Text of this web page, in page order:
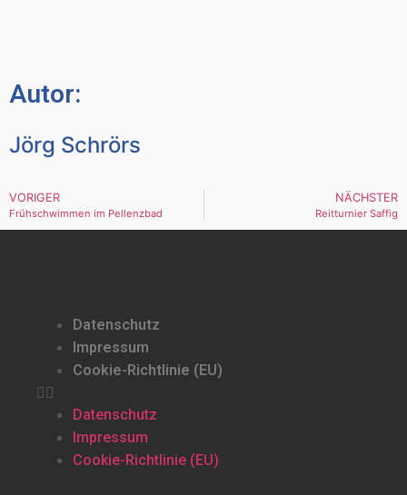
Autor:
Jörg Schrörs
VORIGER
Frühschwimmen im Pellenzbad
NÄCHSTER
Reitturnier Saffig
Datenschutz
Impressum
Cookie-Richtlinie (EU)
Datenschutz
Impressum
Cookie-Richtlinie (EU)